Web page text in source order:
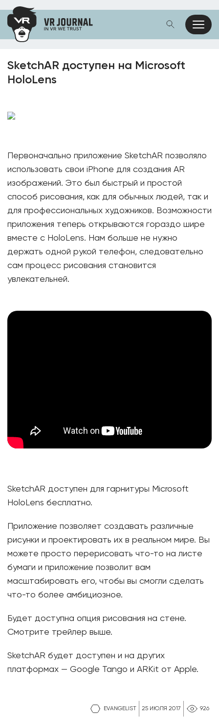
EVANGELIST 25 ИЮЛЯ 2017 926
SketchAR доступен на Microsoft
HoloLens
Первоначально приложение SketchAR позволяло
использовать свои iPhone для создания AR
изображений. Это был быстрый и простой
способ рисования, как для обычных людей, так и
для профессиональных художников. Возможности
приложения теперь открываются гораздо шире
вместе с HoloLens. Нам больше не нужно
держать одной рукой телефон, следовательно
сам процесс рисования становится
увлекательней.
SketchAR доступен для гарнитуры Microsoft
HoloLens бесплатно.
Приложение позволяет создавать различные
рисунки и проектировать их в реальном мире. Вы
можете просто перерисовать что-то на листе
бумаги и приложение позволит вам
масштабировать его, чтобы вы смогли сделать
что-то более амбициозное.
Будет доступна опция рисования на стене.
Смотрите трейлер выше.
SketchAR будет доступен и на других
платформах — Google Tango и ARKit от Apple.